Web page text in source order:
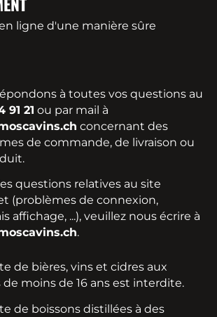
ligne d'une manière sûre
à toutes vos questions au
91 21 ou par mail à
concernant des
de commande, de livraison ou
questions relatives au site
(problèmes de connexion,
affichage, ...), veuillez nous écrire à
.
de bières, vins et cidres aux
de moins de 16 ans est interdite.
de boissons distillées à des